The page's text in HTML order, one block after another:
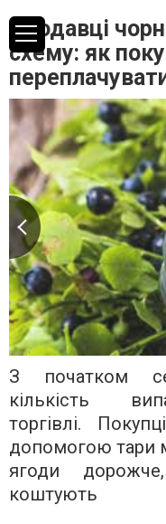
Продавці
схему: як
З початком
кількість
торгівлі.
допомогою тари
ягоди
коштують